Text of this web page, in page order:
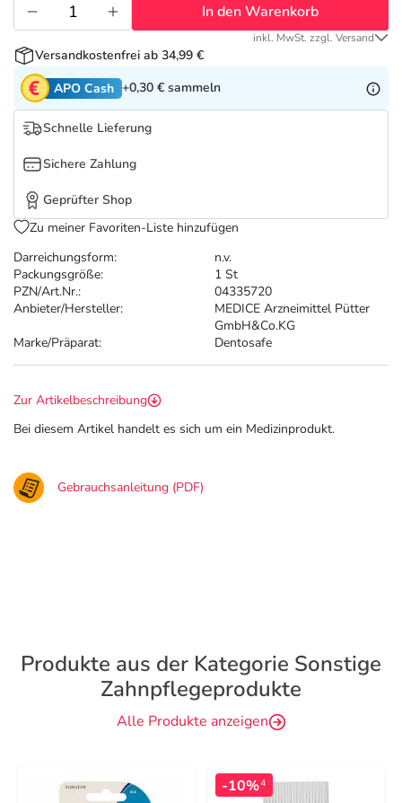
Tierapotheke
Vitamine & Mineralstoffe
Marken
Salus Deals
Darreichungsform:
n.v.
Packungsgröße:
1 St
PZN/Art.Nr.:
04335720
Anbieter/Hersteller:
MEDICE Arzneimittel Pütter
GmbH&Co.KG
Marke/Präparat:
Dentosafe
In den Warenkorb
inkl. MwSt. zzgl. Versand
Versandkostenfrei ab 34,99 €
APO Cash +0,30 € sammeln
Schnelle Lieferung
Sichere Zahlung
Geprüfter Shop
Zu meiner Favoriten-Liste hinzufügen
Zur Artikelbeschreibung
Bei diesem Artikel handelt es sich um ein Medizinprodukt.
Gebrauchsanleitung (PDF)
Produkte aus der Kategorie Sonstige
Zahnpflegeprodukte
Alle Produkte anzeigen
-10%4